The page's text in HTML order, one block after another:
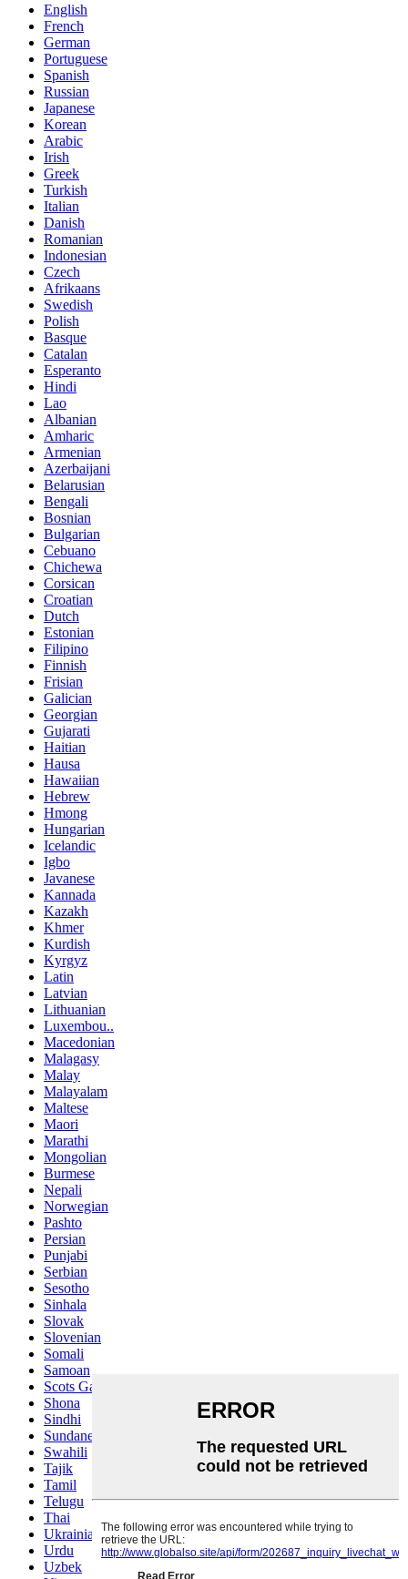
English
French
German
Portuguese
Spanish
Russian
Japanese
Korean
Arabic
Irish
Greek
Turkish
Italian
Danish
Romanian
Indonesian
Czech
Afrikaans
Swedish
Polish
Basque
Catalan
Esperanto
Hindi
Lao
Albanian
Amharic
Armenian
Azerbaijani
Belarusian
Bengali
Bosnian
Bulgarian
Cebuano
Chichewa
Corsican
Croatian
Dutch
Estonian
Filipino
Finnish
Frisian
Galician
Georgian
Gujarati
Haitian
Hausa
Hawaiian
Hebrew
Hmong
Hungarian
Icelandic
Igbo
Javanese
Kannada
Kazakh
Khmer
Kurdish
Kyrgyz
Latin
Latvian
Lithuanian
Luxembou..
Macedonian
Malagasy
Malay
Malayalam
Maltese
Maori
Marathi
Mongolian
Burmese
Nepali
Norwegian
Pashto
Persian
Punjabi
Serbian
Sesotho
Sinhala
Slovak
Slovenian
Somali
Samoan
Scots Gaelic
Shona
Sindhi
Sundanese
Swahili
Tajik
Tamil
Telugu
Thai
Ukrainian
Urdu
Uzbek